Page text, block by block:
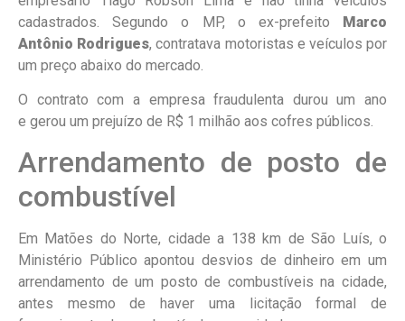
cadastrados. Segundo o MP, o ex-prefeito Marco
Antônio Rodrigues, contratava motoristas e veículos por
um preço abaixo do mercado.
O contrato com a empresa fraudulenta durou um ano
e gerou um prejuízo de R$ 1 milhão aos cofres públicos.
Arrendamento de posto de
combustível
Em Matões do Norte, cidade a 138 km de São Luís, o
Ministério Público apontou desvios de dinheiro em um
arrendamento de um posto de combustíveis na cidade,
antes mesmo de haver uma licitação formal de